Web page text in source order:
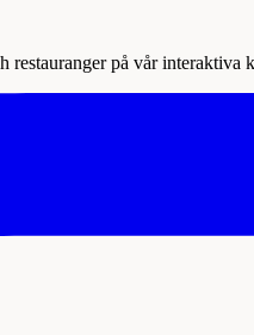
restauranger på vår interaktiva